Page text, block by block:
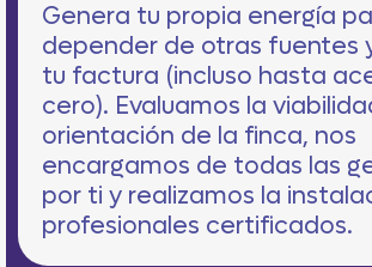
Genera tu propia energía
depender de otras fuentes
tu factura (incluso hasta
cero). Evaluamos la
orientación de la finca, nos
encargamos de todas las
por ti y realizamos la
profesionales certificados.